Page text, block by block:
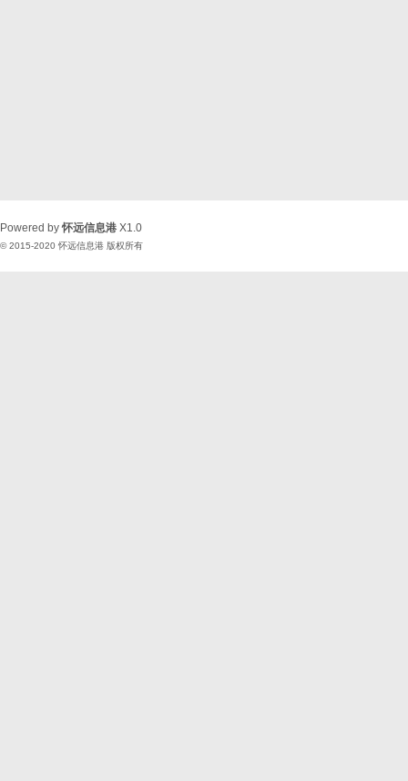
Powered by怀远信息港 X1.0
© 2015-2020 怀远信息港 版权所有